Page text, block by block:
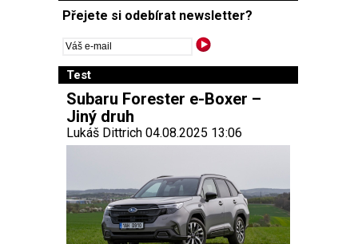
Přejete si odebírat newsletter?
Test
Subaru Forester e-Boxer –
Jiný druh
Lukáš Dittrich 04.08.2025 13:06